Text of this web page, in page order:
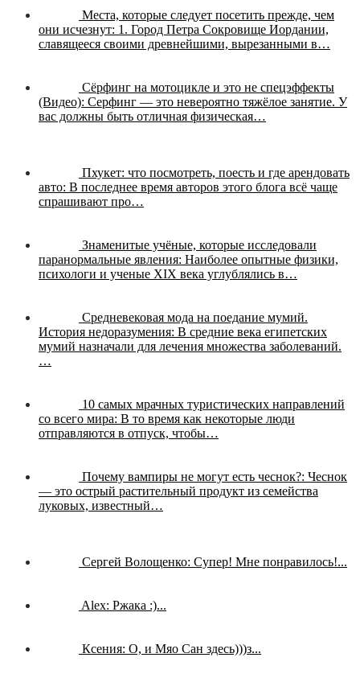
Места, которые следует посетить прежде, чем
они исчезнут: 1. Город Петра Сокровище Иордании,
славящееся своими древнейшими, вырезанными в…
Сёрфинг на мотоцикле и это не спецэффекты
(Видео): Серфинг — это невероятно тяжёлое занятие. У
вас должны быть отличная физическая…
Пхукет: что посмотреть, поесть и где арендовать
авто: В последнее время авторов этого блога всё чаще
спрашивают про…
Знаменитые учёные, которые исследовали
паранормальные явления: Наиболее опытные физики,
психологи и ученые XIX века углублялись в…
Средневековая мода на поедание мумий.
История недоразумения: В средние века египетских
мумий назначали для лечения множества заболеваний.
…
10 самых мрачных туристических направлений
со всего мира: В то время как некоторые люди
отправляются в отпуск, чтобы…
Почему вампиры не могут есть чеснок?: Чеснок
— это острый растительный продукт из семейства
луковых, известный…
Сергей Волощенко: Супер! Мне понравилось!...
Alex: Ржака :)...
Ксения: О, и Мяо Сан здесь)))з...